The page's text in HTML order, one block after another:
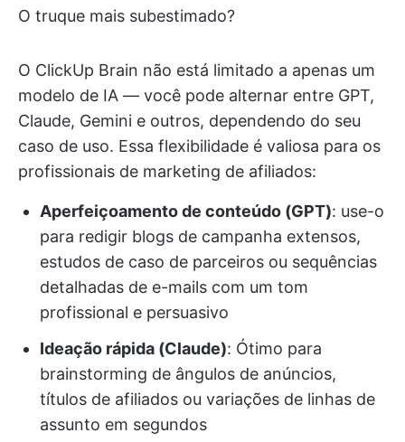
O truque mais subestimado?
O ClickUp Brain não está limitado a apenas um
modelo de IA — você pode alternar entre GPT,
Claude, Gemini e outros, dependendo do seu
caso de uso. Essa flexibilidade é valiosa para os
profissionais de marketing de afiliados:
Aperfeiçoamento de conteúdo (GPT): use-o
para redigir blogs de campanha extensos,
estudos de caso de parceiros ou sequências
detalhadas de e-mails com um tom
profissional e persuasivo
Ideação rápida (Claude): Ótimo para
brainstorming de ângulos de anúncios,
títulos de afiliados ou variações de linhas de
assunto em segundos